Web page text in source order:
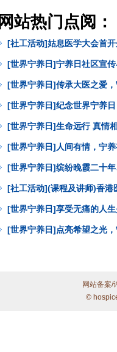
网站热门点阅：
[社工活动]姑息医学大会首
[世界宁养日]宁养日社区宣
[世界宁养日]传承大医之爱
[世界宁养日]纪念世界宁养
[世界宁养日]生命远行 真情
[世界宁养日]人间有情，宁
[世界宁养日]缤纷晚霞二十
[社工活动](课程及讲师)香
[世界宁养日]享受无痛的人
[世界宁养日]点亮希望之光
网站备案/
©